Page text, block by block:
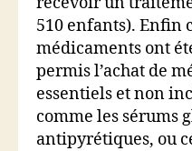
510 enfants). Enfin
médicaments ont
permis l’achat de
essentiels et non
comme les sérums
antipyrétiques, ou